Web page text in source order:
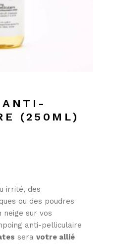
ANTI-
(250ML)
irrité, des
ou des poudres
neige sur vos
anti-pelliculaire
seravotre allié